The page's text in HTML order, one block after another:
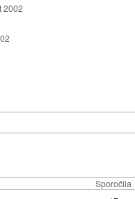
2002
Sporočila